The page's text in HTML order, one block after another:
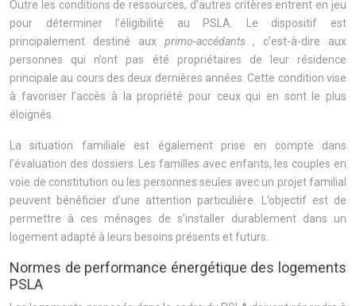
Outre les conditions de ressources, d’autres critères entrent en jeu
pour déterminer l’éligibilité au PSLA. Le dispositif est
principalement destiné aux primo-accédants , c’est-à-dire aux
personnes qui n’ont pas été propriétaires de leur résidence
principale au cours des deux dernières années. Cette condition vise
à favoriser l’accès à la propriété pour ceux qui en sont le plus
éloignés.
La situation familiale est également prise en compte dans
l’évaluation des dossiers. Les familles avec enfants, les couples en
voie de constitution ou les personnes seules avec un projet familial
peuvent bénéficier d’une attention particulière. L’objectif est de
permettre à ces ménages de s’installer durablement dans un
logement adapté à leurs besoins présents et futurs.
Normes de performance énergétique des logements
PSLA